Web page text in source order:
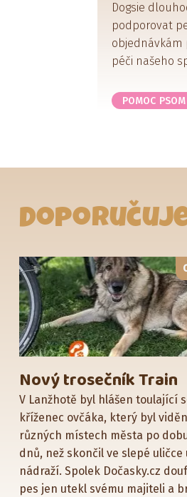
Dogsie
podporovat
objednávkám
péči našeho
POMOC
Nový trosečník Train
V Lanžhotě byl hlášen toulající
kříženec ovčáka, který byl
různých místech města po
dnů, než skončil ve slepé uličce
nádraží. Spolek Dočasky.cz
pes jen utekl svému majiteli a